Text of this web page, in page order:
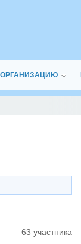
63 участника